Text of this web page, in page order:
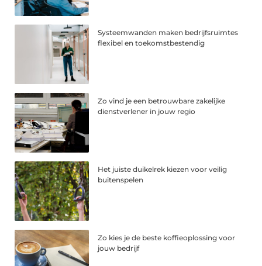
Systeemwanden maken bedrijfsruimtes
flexibel en toekomstbestendig
Zo vind je een betrouwbare zakelijke
dienstverlener in jouw regio
Het juiste duikelrek kiezen voor veilig
buitenspelen
Zo kies je de beste koffieoplossing voor
jouw bedrijf